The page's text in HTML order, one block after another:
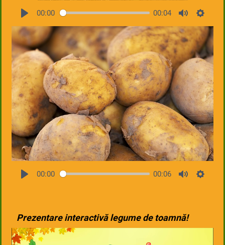
00:00 00:04
00:00 00:06
Prezentare interactivă legume de toamnă!